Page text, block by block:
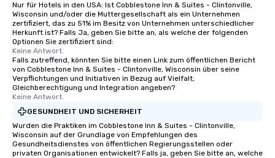
Nur für Hotels in den USA: Ist Cobblestone Inn & Suites - Clintonville,
Wisconsin und/oder die Muttergesellschaft als ein Unternehmen
zertifiziert, das zu 51% im Besitz von Unternehmen unterschiedlicher
Herkunft ist? Falls Ja, geben Sie bitte an, als welche der folgenden
Optionen Sie zertifiziert sind:
Keine Antwort.
Falls zutreffend, könnten Sie bitte einen Link zum öffentlichen Bericht
von Cobblestone Inn & Suites - Clintonville, Wisconsin über seine
Verpflichtungen und Initiativen in Bezug auf Vielfalt,
Gleichberechtigung und Integration angeben?
Keine Antwort.
GESUNDHEIT UND SICHERHEIT
Wurden die Praktiken im Cobblestone Inn & Suites - Clintonville,
Wisconsin auf der Grundlage von Empfehlungen des
Gesundheitsdienstes von öffentlichen Regierungsstellen oder
privaten Organisationen entwickelt? Falls ja, geben Sie bitte an, welche